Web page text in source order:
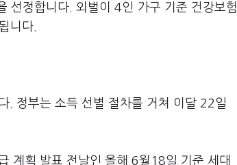
선정합니다. 외벌이 4인 가구 기준 건강보험
니다.
. 정부는 소득 선별 절차를 거쳐 이달 22일
계획 발표 전날인 올해 6월18일 기준 세대